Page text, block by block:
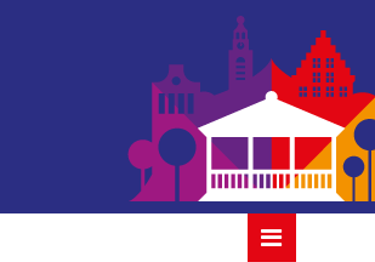
tess et
moutons